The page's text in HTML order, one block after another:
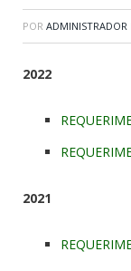
POR ADMINISTRADOR
2022
2021